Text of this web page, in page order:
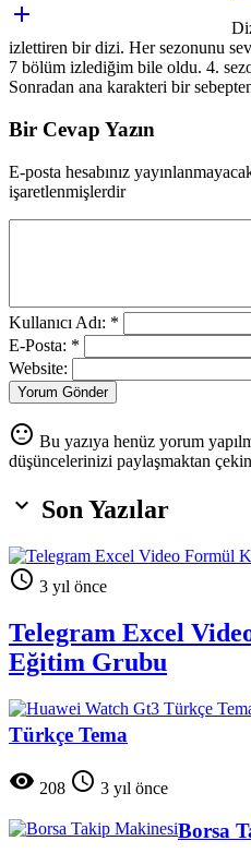

izlettiren bir dizi. Her sezonunu
7 bölüm izlediğim bile oldu. 4.
Sonradan ana karakteri bir
Bir Cevap Yazın
E-posta hesabınız
işaretlenmişlerdir
Kullanıcı Adı: *
E-Posta: *
Website:
Yorum Gönder
sentiment_neutral Bu yazıya henüz yorum
düşüncelerinizi paylaşmaktan
 Son Yazılar
 3 yıl önce
Telegram Excel
Eğitim Grubu
Türkçe Tema
 208  3 yıl önce
Borsa